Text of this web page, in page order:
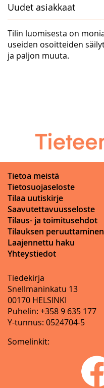
Uudet asiakkaat
Tilin luomisesta on
useiden osoitteiden
ja paljon muuta.
Tietoa meistä
Tietosuojaseloste
Tilaa uutiskirje
Saavutettavuusseloste
Tilaus- ja toimitusehdot
Tilauksen peruuttaminen
Laajennettu haku
Yhteystiedot
Tiedekirja
Snellmaninkatu 13
00170 HELSINKI
Puhelin: +358 9 635 177
Y-tunnus: 0524704-5
Somelinkit: